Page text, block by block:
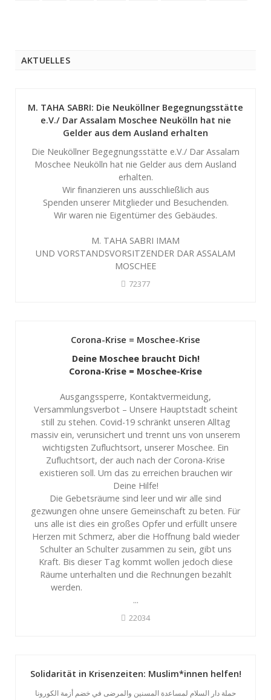
AKTUELLES
M. TAHA SABRI: Die Neuköllner Begegnungsstätte
e.V./ Dar Assalam Moschee Neukölln hat nie
Gelder aus dem Ausland erhalten
Die Neuköllner Begegnungsstätte e.V./ Dar Assalam
Moschee Neukölln hat nie Gelder aus dem Ausland
erhalten.
Wir finanzieren uns ausschließlich aus
Spenden unserer Mitglieder und Besuchenden.
Wir waren nie Eigentümer des Gebäudes.
M. TAHA SABRI IMAM
UND VORSTANDSVORSITZENDER DAR ASSALAM
MOSCHEE
72377
Corona-Krise = Moschee-Krise
Deine Moschee braucht Dich!
Corona-Krise = Moschee-Krise
Ausgangssperre, Kontaktvermeidung,
Versammlungsverbot – Unsere Hauptstadt scheint
still zu stehen. Covid-19 schränkt unseren Alltag
massiv ein, verunsichert und trennt uns von unserem
wichtigsten Zufluchtsort, unserer Moschee. Ein
Zufluchtsort, der auch nach der Corona-Krise
existieren soll. Um das zu erreichen brauchen wir
Deine Hilfe!
Die Gebetsräume sind leer und wir alle sind
gezwungen ohne unsere Gemeinschaft zu beten. Für
uns alle ist dies ein großes Opfer und erfüllt unsere
Herzen mit Schmerz, aber die Hoffnung bald wieder
Schulter an Schulter zusammen zu sein, gibt uns
Kraft. Bis dieser Tag kommt wollen jedoch diese
Räume unterhalten und die Rechnungen bezahlt
werden.
...
22034
Solidarität in Krisenzeiten: Muslim*innen helfen!
حملة دار السلام لمساعدة المسنين والمرضى في خضم أزمة الكورونا